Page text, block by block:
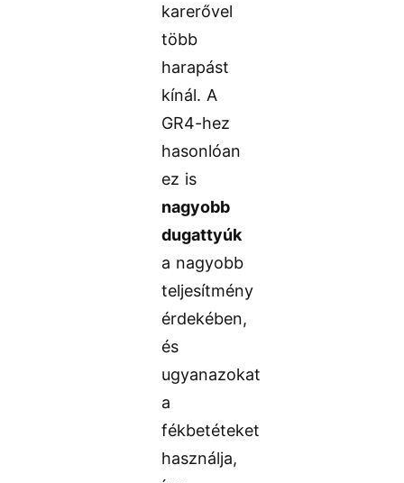
karerővel
több
harapást
kínál. A
GR4-hez
hasonlóan
ez is
nagyobb
dugattyúk
a nagyobb
teljesítmény
érdekében,
és
ugyanazokat
a
fékbetéteket
használja,